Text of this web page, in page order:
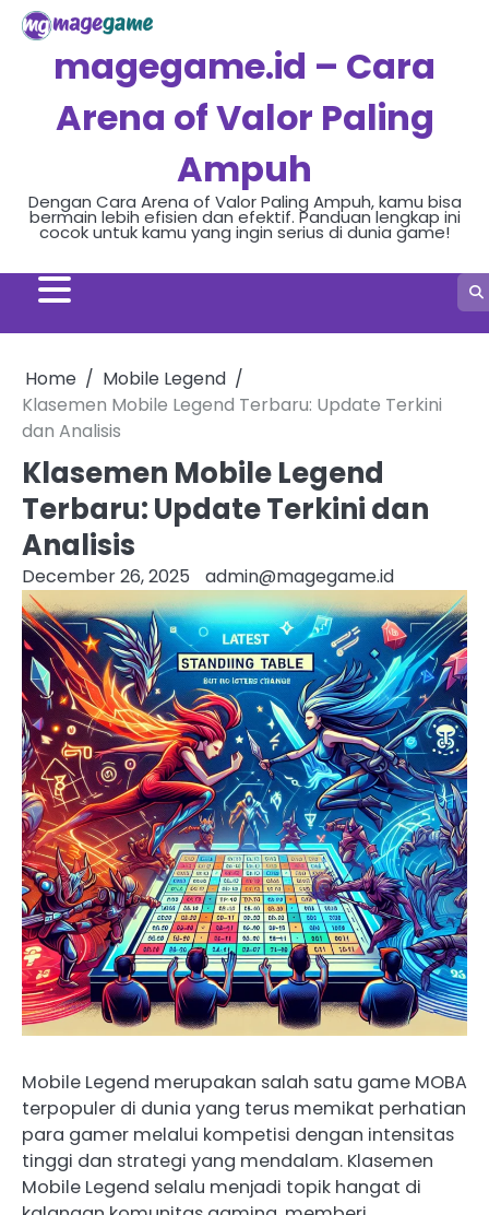
Skip
contentmagegame.id – Cara
Arena of Valor Paling
Ampuh
Dengan Cara Arena of Valor Paling Ampuh, kamu bisa
bermain lebih efisien dan efektif. Panduan lengkap ini
cocok untuk kamu yang ingin serius di dunia game!
Home
Mobile Legend
Klasemen Mobile Legend Terbaru: Update Terkini
dan Analisis
Klasemen Mobile Legend
Terbaru: Update Terkini dan
Analisis
December 26, 2025 admin@magegame.id
Mobile Legend merupakan salah satu game MOBA
terpopuler di dunia yang terus memikat perhatian
para gamer melalui kompetisi dengan intensitas
tinggi dan strategi yang mendalam. Klasemen
Mobile Legend selalu menjadi topik hangat di